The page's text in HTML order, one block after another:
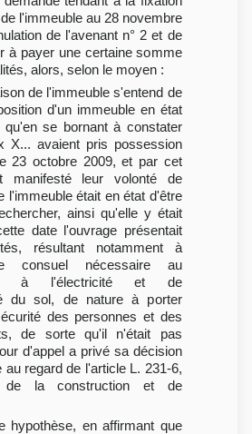
l'immeuble au 28 novembre
de l'avenant n° 2 et de
à payer une certaine somme
alors, selon le moyen :
de l'immeuble s'entend de
d'un immeuble en état
qu'en se bornant à constater
X... avaient pris possession
23 octobre 2009, et par cet
manifesté leur volonté de
l'immeuble était en état d'être
ainsi qu'elle y était
date l'ouvrage présentait
résultant notamment à
consuel nécessaire au
à l'électricité et de
du sol, de nature à porter
des personnes et des
de sorte qu'il n'était pas
d'appel a privé sa décision
au regard de l'article L. 231-6,
la construction et de
hypothèse, en affirmant que